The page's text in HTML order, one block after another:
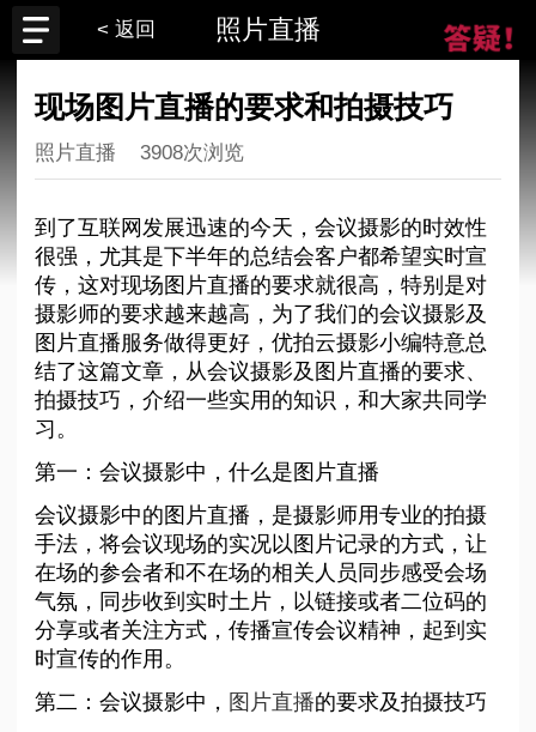
< 返回 照片直播
现场图片直播的要求和拍摄技巧
照片直播 3908次浏览
到了互联网发展迅速的今天，会议摄影的时效性
很强，尤其是下半年的总结会客户都希望实时宣
传，这对现场图片直播的要求就很高，特别是对
摄影师的要求越来越高，为了我们的会议摄影及
图片直播服务做得更好，优拍云摄影小编特意总
结了这篇文章，从会议摄影及图片直播的要求、
拍摄技巧，介绍一些实用的知识，和大家共同学
习。
第一：会议摄影中，什么是图片直播
会议摄影中的图片直播，是摄影师用专业的拍摄
手法，将会议现场的实况以图片记录的方式，让
在场的参会者和不在场的相关人员同步感受会场
气氛，同步收到实时土片，以链接或者二位码的
分享或者关注方式，传播宣传会议精神，起到实
时宣传的作用。
第二：会议摄影中， 图片直播的要求及拍摄技巧